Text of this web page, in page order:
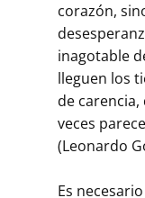
corazón,
inagotable
lleguen los
de
veces
(Leonardo
Es